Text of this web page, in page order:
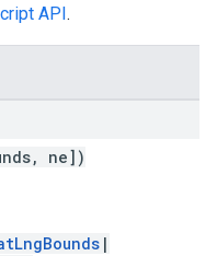
API .
ne])
|